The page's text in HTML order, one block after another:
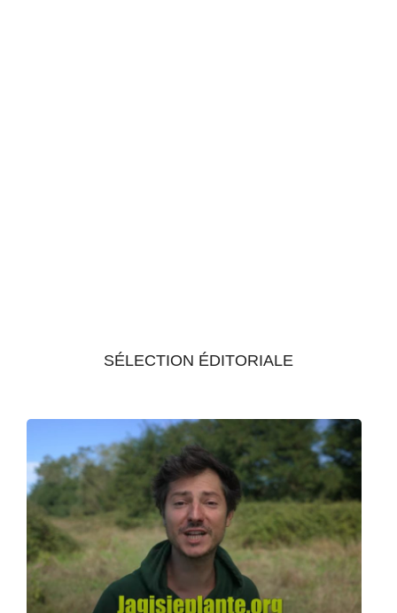
SÉLECTION ÉDITORIALE